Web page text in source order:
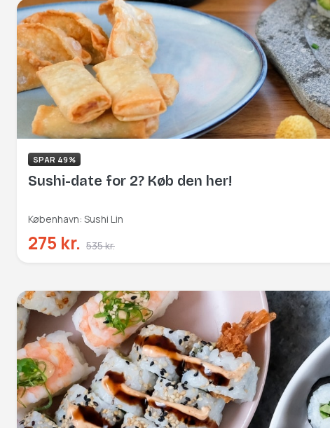
SPAR 49%
Sushi-date for 2? Køb den her!
København: Sushi Lin
275 kr. 535 kr.